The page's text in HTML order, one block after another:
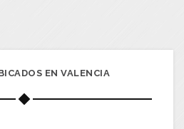
EN VALENCIA